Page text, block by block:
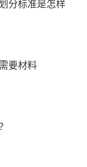
分标准是怎样
要材料